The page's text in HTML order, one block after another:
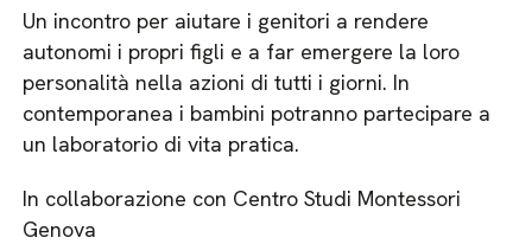
Un incontro per aiutare i genitori a rendere
autonomi i propri figli e a far emergere la loro
personalità nella azioni di tutti i giorni. In
contemporanea i bambini potranno partecipare a
un laboratorio di vita pratica.
In collaborazione con Centro Studi Montessori
Genova